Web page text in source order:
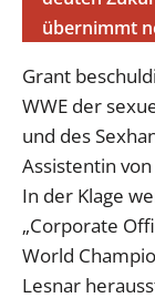
übernimmt
Grant
WWE der
und des
Assistentin
In der Klage
„Corporate
World
Lesnar